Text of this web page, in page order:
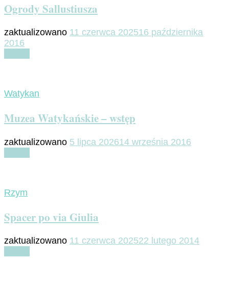
Ogrody Sallustiusza
zaktualizowano 11 czerwca 202516 października
2016
Watykan
Muzea Watykańskie – wstęp
zaktualizowano 5 lipca 202614 września 2016
Rzym
Spacer po via Giulia
zaktualizowano 11 czerwca 202522 lutego 2014